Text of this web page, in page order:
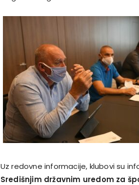
Uz redovne informacije, klubovi su
Središnjim državnim uredom za